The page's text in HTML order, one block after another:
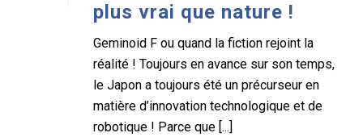
plus vrai que nature !
Geminoid F ou quand la fiction rejoint la
réalité ! Toujours en avance sur son temps,
le Japon a toujours été un précurseur en
matière d’innovation technologique et de
robotique ! Parce que [...]